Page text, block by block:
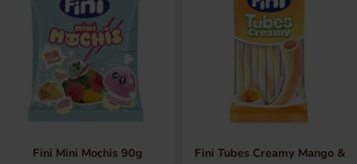
tyggegummi, gelégodis og skumfiduser. De første
produkter der blev lavet smagte af tutti-frutti, derefter
kom der flere og flere spændende smagsvarianter og i dag
tilbyder Fini et vÃ¦ld af slik i forskellige former og
smagsvarianter. I dag bliver der pakket mere end 2 000 slik
per minut i Fini's fabrik. Hver opskrift har glæde, sjov og
Fini Mini Mochis 90g
Fini Tubes Creamy Mango &